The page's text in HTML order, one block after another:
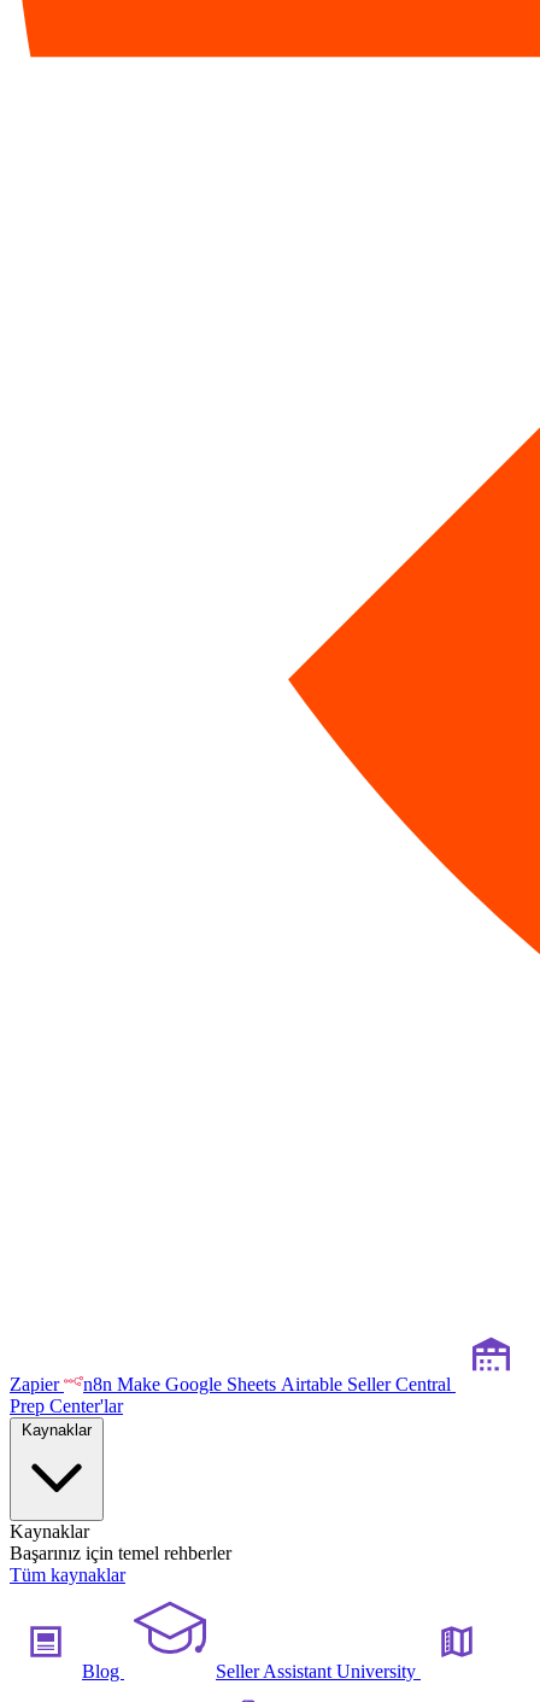
Zapier n8n Make Google Sheets Airtable Seller Central
Prep Center'lar
Kaynaklar
Kaynaklar
Başarınız için temel rehberler
Tüm kaynaklar
Blog Seller Assistant University